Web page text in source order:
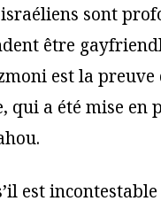
sont
être
est la
qui a été mise
est